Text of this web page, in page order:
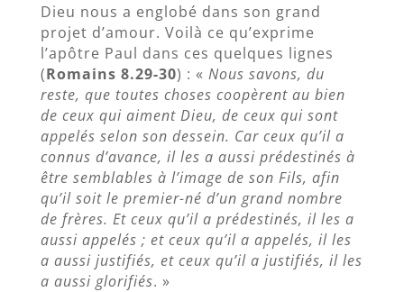
Dieu nous a englobé dans son grand
projet d’amour. Voilà ce qu’exprime
l’apôtre Paul dans ces quelques lignes
(Romains 8.29-30) : « Nous savons, du
reste, que toutes choses coopèrent au bien
de ceux qui aiment Dieu, de ceux qui sont
appelés selon son dessein. Car ceux qu’il a
connus d’avance, il les a aussi prédestinés à
être semblables à l’image de son Fils, afin
qu’il soit le premier-né d’un grand nombre
de frères. Et ceux qu’il a prédestinés, il les a
aussi appelés ; et ceux qu’il a appelés, il les
a aussi justifiés, et ceux qu’il a justifiés, il les
a aussi glorifiés. »